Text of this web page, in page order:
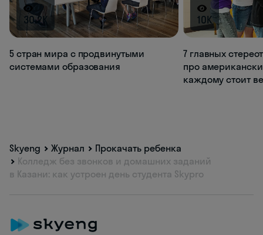
30.2K
5 стран мира с продвинутыми
системами образования
10K
7 главных
про
каждому стоит
Skyeng Журнал
Прокачать ребенка
Колледж без звонков и домашних заданий
в Казани: как устроен день студента Skypro